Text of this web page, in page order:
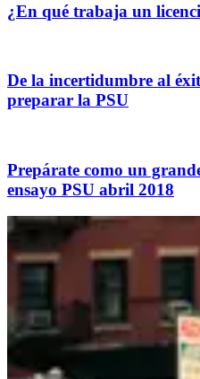
¿En qué trabaja un
De la incertidumbre al
preparar la PSU
Prepárate como un
ensayo PSU abril 2018